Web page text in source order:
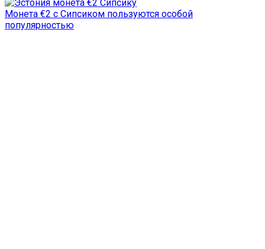
Монета €2 с Сипсиком пользуются особой
популярностью